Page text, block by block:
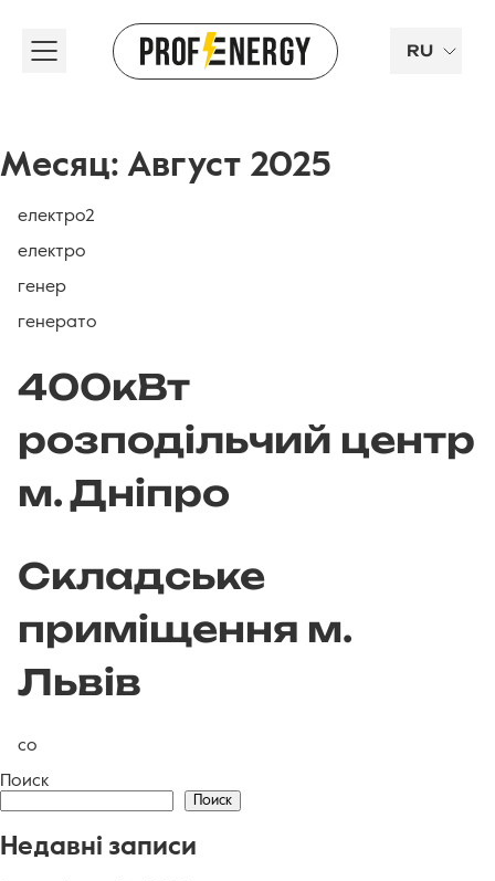
RU
Месяц: Август 2025
електро2
електро
генер
генерато
400кВт
розподільчий центр
м. Дніпро
Складське
приміщення м.
Львів
со
Поиск
Поиск
Недавні записи